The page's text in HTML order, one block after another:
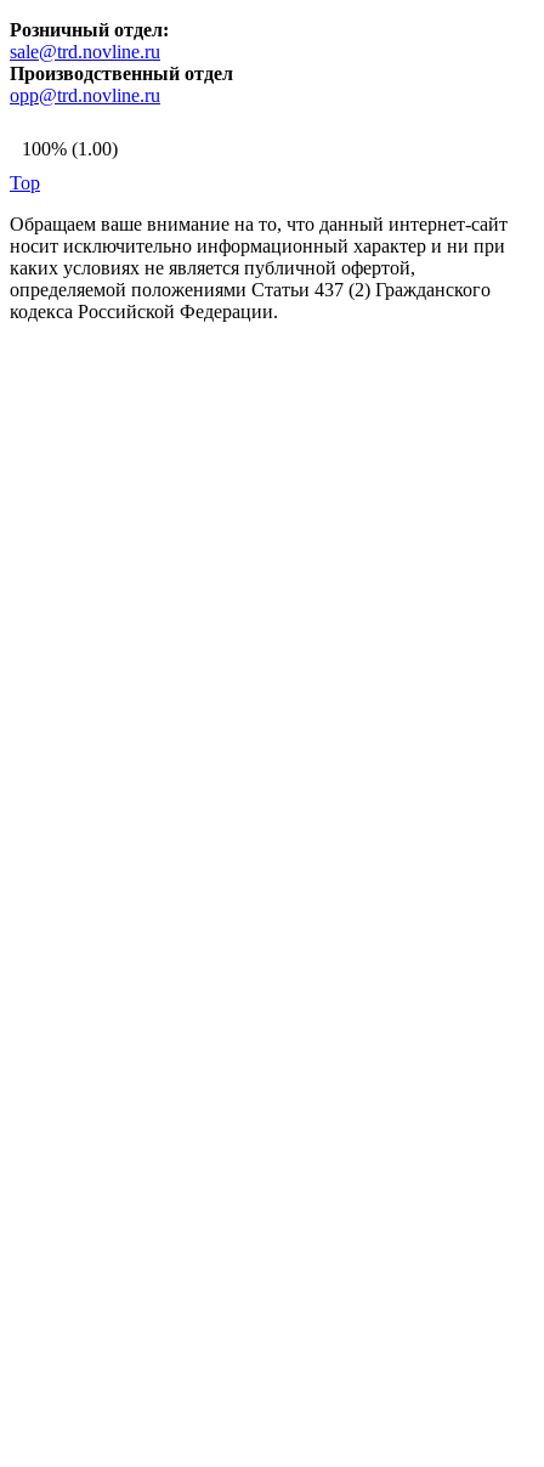
Розничный отдел:
sale@trd.novline.ru
Производственный отдел
opp@trd.novline.ru
100% (1.00)
Top
Обращаем ваше внимание на то, что данный интернет-сайт
носит исключительно информационный характер и ни при
каких условиях не является публичной офертой,
определяемой положениями Статьи 437 (2) Гражданского
кодекса Российской Федерации.